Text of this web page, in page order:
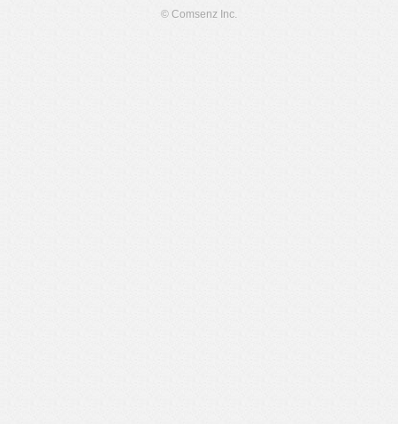
© Comsenz Inc.